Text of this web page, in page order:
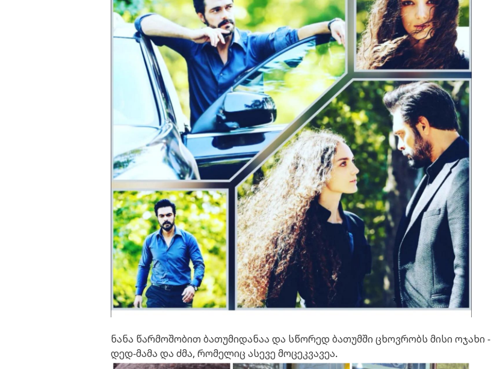
ნანა წარმოშობით ბათუმიდანაა და სწორედ ბათუმში ცხოვრობს მისი ოჯახი -
დედ-მამა და ძმა, რომელიც ასევე მოცეკვავეა.